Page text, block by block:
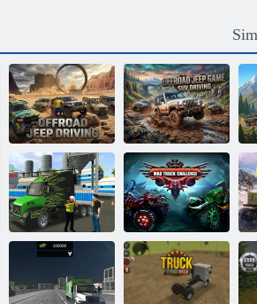
Guida
fuoristrada in
jeep
Gioco Jeep
fuoristrada
Guida su SUV
Simulatore di
camion
petroliere
fuoristrada
Sfida del camion
pazzo